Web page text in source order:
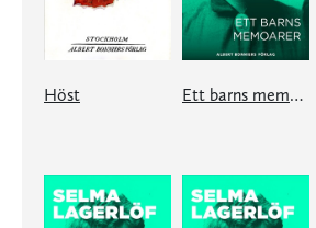
Höst Ett barns memoarer